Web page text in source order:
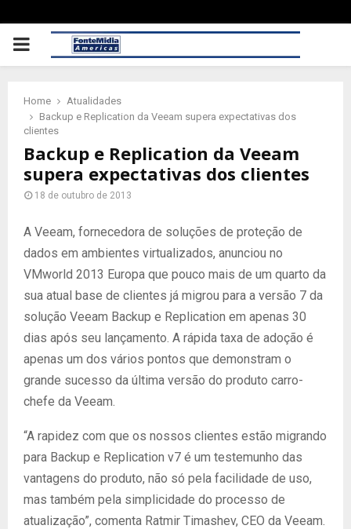
PRIMARY
Home
Atualidades
Backup e Replication da Veeam supera expectativas dos
clientes
Backup e Replication da Veeam
supera expectativas dos clientes
18 de outubro de 2013
A Veeam, fornecedora de soluções de proteção de
dados em ambientes virtualizados, anunciou no
VMworld 2013 Europa que pouco mais de um quarto da
sua atual base de clientes já migrou para a versão 7 da
solução Veeam Backup e Replication em apenas 30
dias após seu lançamento. A rápida taxa de adoção é
apenas um dos vários pontos que demonstram o
grande sucesso da última versão do produto carro-
chefe da Veeam.
“A rapidez com que os nossos clientes estão migrando
para Backup e Replication v7 é um testemunho das
vantagens do produto, não só pela facilidade de uso,
mas também pela simplicidade do processo de
atualização”, comenta Ratmir Timashev, CEO da Veeam.